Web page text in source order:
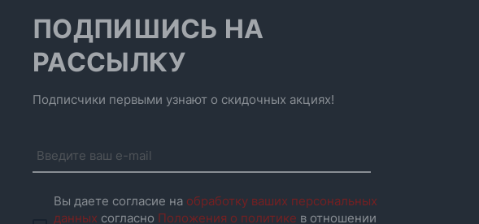
ПОДПИШИСЬ НА
РАССЫЛКУ
Подписчики первыми узнают о скидочных акциях!
Вы даете согласие на обработку ваших персональных
данных согласно Положения о политике в отношении